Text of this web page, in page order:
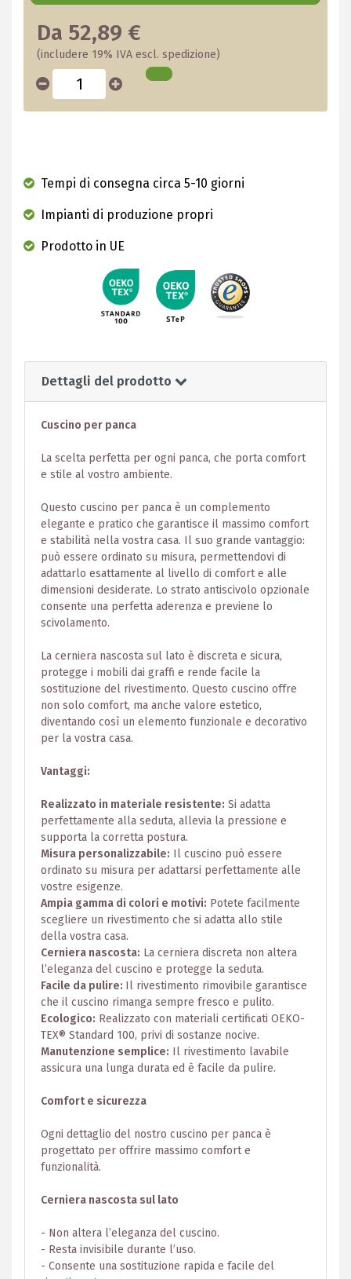
Da 52,89 €
(includere 19% IVA escl. spedizione)
Tempi di consegna circa 5-10 giorni
Impianti di produzione propri
Prodotto in UE
Dettagli del prodotto
Cuscino per panca
La scelta perfetta per ogni panca, che porta comfort
e stile al vostro ambiente.
Questo cuscino per panca è un complemento
elegante e pratico che garantisce il massimo comfort
e stabilità nella vostra casa. Il suo grande vantaggio:
può essere ordinato su misura, permettendovi di
adattarlo esattamente al livello di comfort e alle
dimensioni desiderate. Lo strato antiscivolo opzionale
consente una perfetta aderenza e previene lo
scivolamento.
La cerniera nascosta sul lato è discreta e sicura,
protegge i mobili dai graffi e rende facile la
sostituzione del rivestimento. Questo cuscino offre
non solo comfort, ma anche valore estetico,
diventando così un elemento funzionale e decorativo
per la vostra casa.
Vantaggi:
Realizzato in materiale resistente: Si adatta
perfettamente alla seduta, allevia la pressione e
supporta la corretta postura.
Misura personalizzabile: Il cuscino può essere
ordinato su misura per adattarsi perfettamente alle
vostre esigenze.
Ampia gamma di colori e motivi: Potete facilmente
scegliere un rivestimento che si adatta allo stile
della vostra casa.
Cerniera nascosta: La cerniera discreta non altera
l’eleganza del cuscino e protegge la seduta.
Facile da pulire: Il rivestimento rimovibile garantisce
che il cuscino rimanga sempre fresco e pulito.
Ecologico: Realizzato con materiali certificati OEKO-
TEX® Standard 100, privi di sostanze nocive.
Manutenzione semplice: Il rivestimento lavabile
assicura una lunga durata ed è facile da pulire.
Comfort e sicurezza
Ogni dettaglio del nostro cuscino per panca è
progettato per offrire massimo comfort e
funzionalità.
Cerniera nascosta sul lato
- Non altera l’eleganza del cuscino.
- Resta invisibile durante l’uso.
- Consente una sostituzione rapida e facile del